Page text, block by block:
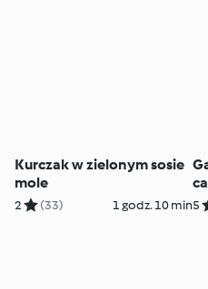
Kurczak w zielonym sosie
mole
2 (33) 1 godz. 10 min5